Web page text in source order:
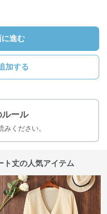
進む
加する
ルール
みください。
ト丈の人気アイテム